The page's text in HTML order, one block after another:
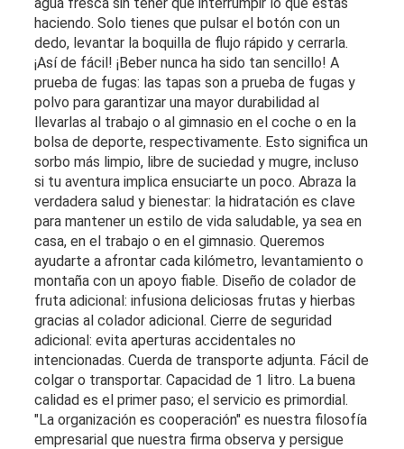
haciendo. Solo tienes que pulsar el botón con un
dedo, levantar la boquilla de flujo rápido y cerrarla.
¡Así de fácil! ¡Beber nunca ha sido tan sencillo! A
prueba de fugas: las tapas son a prueba de fugas y
polvo para garantizar una mayor durabilidad al
llevarlas al trabajo o al gimnasio en el coche o en la
bolsa de deporte, respectivamente. Esto significa un
sorbo más limpio, libre de suciedad y mugre, incluso
si tu aventura implica ensuciarte un poco. Abraza la
verdadera salud y bienestar: la hidratación es clave
para mantener un estilo de vida saludable, ya sea en
casa, en el trabajo o en el gimnasio. Queremos
ayudarte a afrontar cada kilómetro, levantamiento o
montaña con un apoyo fiable. Diseño de colador de
fruta adicional: infusiona deliciosas frutas y hierbas
gracias al colador adicional. Cierre de seguridad
adicional: evita aperturas accidentales no
intencionadas. Cuerda de transporte adjunta. Fácil de
colgar o transportar. Capacidad de 1 litro. La buena
calidad es el primer paso; el servicio es primordial.
"La organización es cooperación" es nuestra filosofía
empresarial que nuestra firma observa y persigue